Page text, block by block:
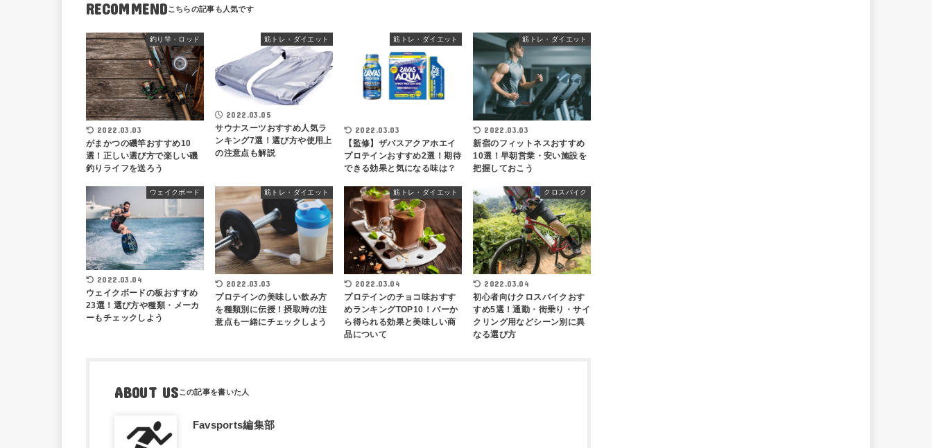
RECOMMEND
釣り竿・ロッド
2022.03.03
がまかつの磯竿おすすめ10
選！正しい選び方で楽しい磯
釣りライフを送ろう
筋トレ・ダイエット
2022.03.05
サウナスーツおすすめ人気ラ
ンキング7選！選び方や使用上
の注意点も解説
筋トレ・ダイエット
2022.03.03
【監修】ザバスアクアホエイ
プロテインおすすめ2選！期待
できる効果と気になる味は？
筋トレ・ダイエット
2022.03.03
新宿のフィットネスおすすめ
10選！早朝営業・安い施設を
把握しておこう
ウェイクボード
2022.03.04
ウェイクボードの板おすすめ
23選！選び方や種類・メーカ
ーもチェックしよう
筋トレ・ダイエット
2022.03.03
プロテインの美味しい飲み方
を種類別に伝授！摂取時の注
意点も一緒にチェックしよう
筋トレ・ダイエット
2022.03.04
プロテインのチョコ味おすす
めランキングTOP10！バーか
ら得られる効果と美味しい商
品について
クロスバイク
2022.03.04
初心者向けクロスバイクおす
すめ5選！通勤・街乗り・サイ
クリング用などシーン別に異
なる選び方
ABOUT US
Favsports編集部